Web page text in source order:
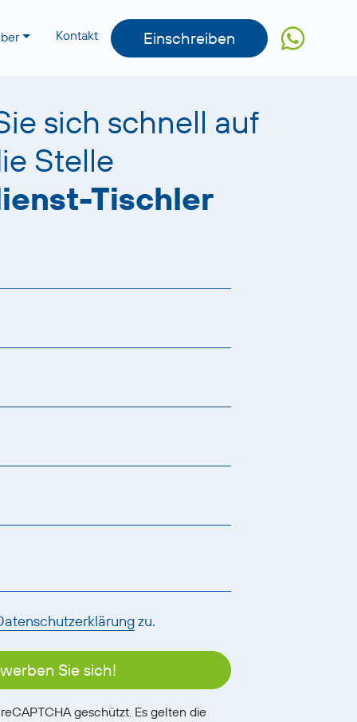
Kontakt Einschreiben
sich schnell auf
Stelle
Tischler
zu.
Sie sich!
geschützt. Es gelten die